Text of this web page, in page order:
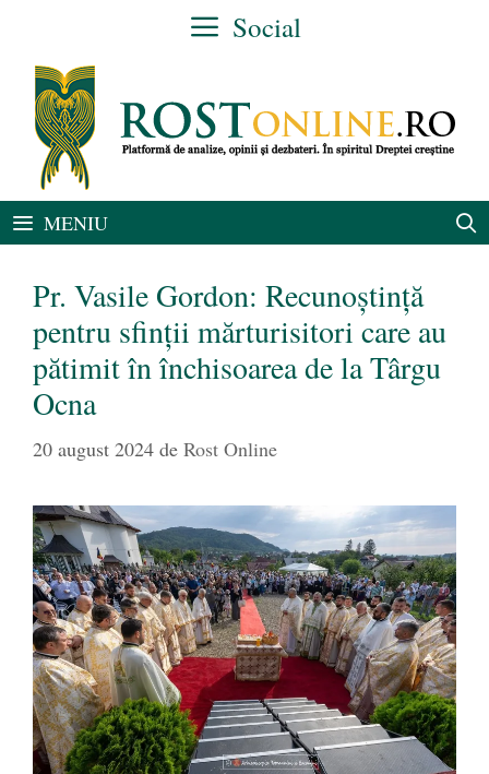
conținut
Social
MENIU
Pr. Vasile Gordon: Recunoștință
pentru sfinții mărturisitori care au
pătimit în închisoarea de la Târgu
Ocna
20 august 2024 de Rost Online